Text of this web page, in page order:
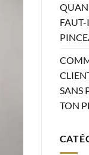
FAUT-
SANS
TON